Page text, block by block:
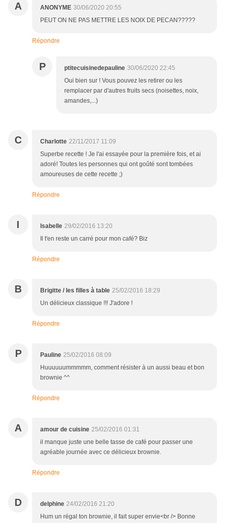
A ANONYME 30/06/2020 20:55
PEUT ON NE PAS METTRE LES NOIX DE PECAN?????
Répondre
P ptitecuisinedepauline 30/06/2020 22:45
Oui bien sur ! Vous pouvez les retirer ou les
remplacer par d'autres fruits secs (noisettes, noix,
amandes,...)
C Charlotte 22/11/2017 11:09
Superbe recette ! Je l'ai essayée pour la première fois, et ai
adoré! Toutes les personnes qui ont goûté sont tombées
amoureuses de cette recette ;)
Répondre
I Isabelle 29/02/2016 13:20
Il t'en reste un carré pour mon café? Biz
Répondre
B Brigitte / les filles à table 25/02/2016 18:29
Un délicieux classique !!! J'adore !
Répondre
P Pauline 25/02/2016 08:09
Huuuuuummmmm, comment résister à un aussi beau et bon
brownie ^^
Répondre
A amour de cuisine 25/02/2016 01:31
il manque juste une belle tasse de café pour passer une
agréable journée avec ce délicieux brownie.
Répondre
D delphine 24/02/2016 21:20
Hum un régal ton brownie, il fait super envie<br /> Bonne